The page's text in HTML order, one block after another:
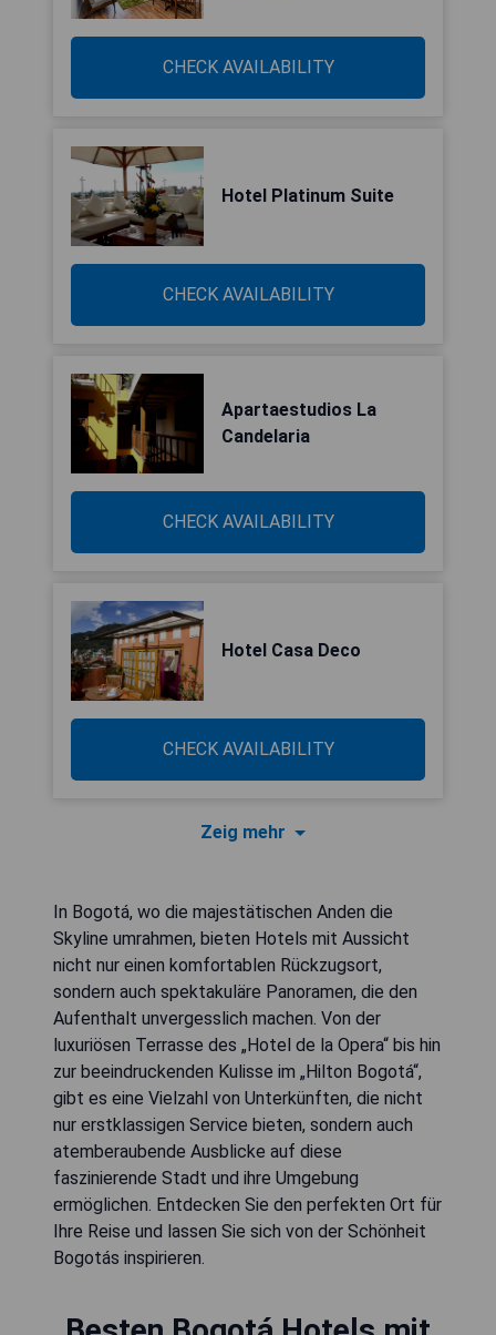
CHECK AVAILABILITY
Hotel Platinum Suite
CHECK AVAILABILITY
Apartaestudios La
Candelaria
CHECK AVAILABILITY
Hotel Casa Deco
CHECK AVAILABILITY
Zeig mehr
In Bogotá, wo die majestätischen Anden die
Skyline umrahmen, bieten Hotels mit Aussicht
nicht nur einen komfortablen Rückzugsort,
sondern auch spektakuläre Panoramen, die den
Aufenthalt unvergesslich machen. Von der
luxuriösen Terrasse des „Hotel de la Opera“ bis hin
zur beeindruckenden Kulisse im „Hilton Bogotá“,
gibt es eine Vielzahl von Unterkünften, die nicht
nur erstklassigen Service bieten, sondern auch
atemberaubende Ausblicke auf diese
faszinierende Stadt und ihre Umgebung
ermöglichen. Entdecken Sie den perfekten Ort für
Ihre Reise und lassen Sie sich von der Schönheit
Bogotás inspirieren.